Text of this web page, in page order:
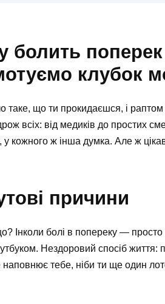
болить поперек
клубок
таке, що ти прокидаєшся, і
всіх: від медиків до простих
у кожного ж інша думка. Але ж
причини
Інколи болі в попереку — просто
Нездоровий спосіб життя:
тебе, ніби ти ще один